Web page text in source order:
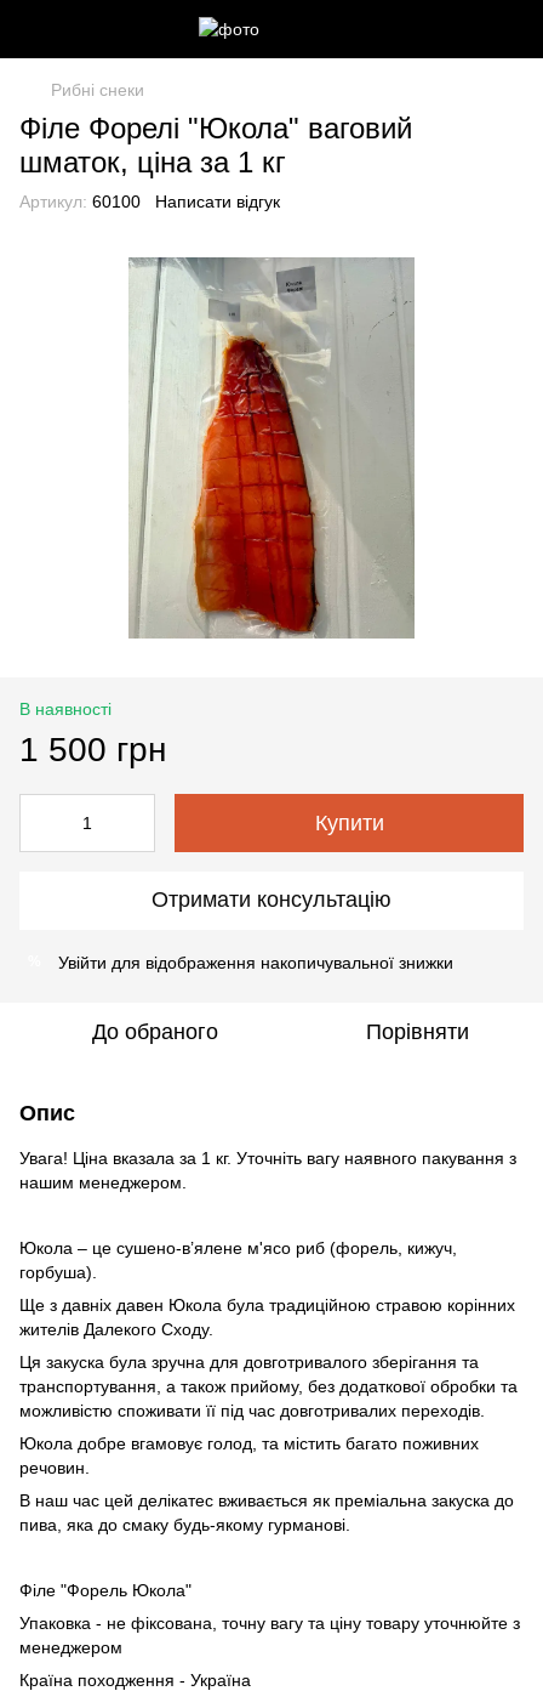
Рибні снеки
Філе Форелі "Юкола" ваговий
шматок, ціна за 1 кг
Артикул: 60100 Написати відгук
В наявності
1 500 грн
Купити
Отримати консультацію
Увійти для відображення накопичувальної знижки
До обраного Порівняти
Опис
Увага! Ціна вказала за 1 кг. Уточніть вагу наявного пакування з
нашим менеджером.
Юкола – це сушено-в’ялене м'ясо риб (форель, кижуч,
горбуша).
Ще з давніх давен Юкола була традиційною стравою корінних
жителів Далекого Сходу.
Ця закуска була зручна для довготривалого зберігання та
транспортування, а також прийому, без додаткової обробки та
можливістю споживати її під час довготривалих переходів.
Юкола добре вгамовує голод, та містить багато поживних
речовин.
В наш час цей делікатес вживається як преміальна закуска до
пива, яка до смаку будь-якому гурманові.
Філе "Форель Юкола"
Упаковка - не фіксована, точну вагу та ціну товару уточнюйте з
менеджером
Країна походження - Україна